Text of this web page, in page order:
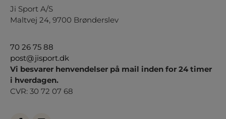
Ji Sport A/S
Maltvej 24, 9700 Brønderslev
70 26 75 88
post@jisport.dk
Vi besvarer henvendelser på mail inden for 24 timer
i hverdagen.
CVR: 30 72 07 68